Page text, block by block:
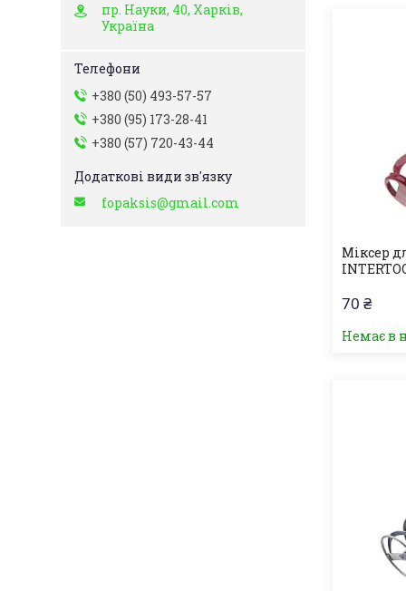
Міксер
70 ₴
Немає в
пр. Науки, 40, Харків,
Україна
+380 (50) 493-57-57
+380 (95) 173-28-41
+380 (57) 720-43-44
fopaksis@gmail.com